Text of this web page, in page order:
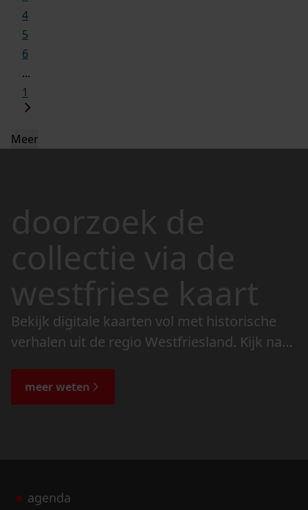
4
5
6
...
1
Meer
doorzoek de
collectie via de
westfriese kaart
Bekijk digitale kaarten vol met historische
verhalen uit de regio Westfriesland. Kijk naar
de bijzondere verhalen.
meer weten
agenda